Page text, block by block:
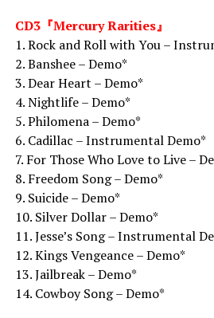
CD3『Mercury Rarities』
1. Rock and Roll with You –
2. Banshee – Demo*
3. Dear Heart – Demo*
4. Nightlife – Demo*
5. Philomena – Demo*
6. Cadillac – Instrumental Demo*
7. For Those Who Love to Live –
8. Freedom Song – Demo*
9. Suicide – Demo*
10. Silver Dollar – Demo*
11. Jesse’s Song – Instrumental
12. Kings Vengeance – Demo*
13. Jailbreak – Demo*
14. Cowboy Song – Demo*